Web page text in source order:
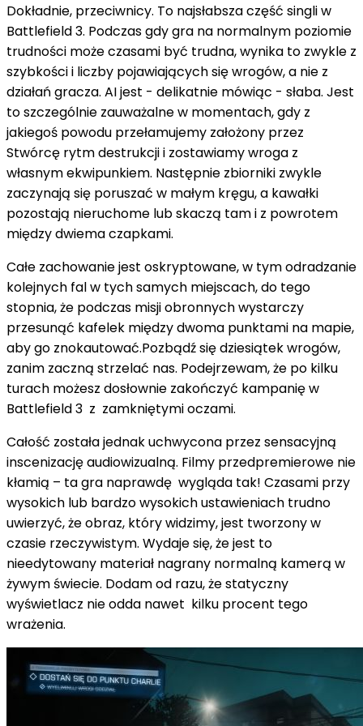
Dokładnie, przeciwnicy. To najsłabsza część singli w
Battlefield 3. Podczas gdy gra na normalnym poziomie
trudności może czasami być trudna, wynika to zwykle z
szybkości i liczby pojawiających się wrogów, a nie z
działań gracza. AI jest - delikatnie mówiąc - słaba. Jest
to szczególnie zauważalne w momentach, gdy z
jakiegoś powodu przełamujemy założony przez
Stwórcę rytm destrukcji i zostawiamy wroga z
własnym ekwipunkiem. Następnie zbiorniki zwykle
zaczynają się poruszać w małym kręgu, a kawałki
pozostają nieruchome lub skaczą tam i z powrotem
między dwiema czapkami.
Całe zachowanie jest oskryptowane, w tym odradzanie
kolejnych fal w tych samych miejscach, do tego
stopnia, że ​​podczas misji obronnych wystarczy
przesunąć kafelek między dwoma punktami na mapie,
aby go znokautować.Pozbądź się dziesiątek wrogów,
zanim zaczną strzelać nas. Podejrzewam, że po kilku
turach możesz dosłownie zakończyć kampanię w
Battlefield 3 z zamkniętymi oczami.
Całość została jednak uchwycona przez sensacyjną
inscenizację audiowizualną. Filmy przedpremierowe nie
kłamią – ta gra naprawdę wygląda tak! Czasami przy
wysokich lub bardzo wysokich ustawieniach trudno
uwierzyć, że obraz, który widzimy, jest tworzony w
czasie rzeczywistym. Wydaje się, że jest to
nieedytowany materiał nagrany normalną kamerą w
żywym świecie. Dodam od razu, że statyczny
wyświetlacz nie odda nawet kilku procent tego
wrażenia.